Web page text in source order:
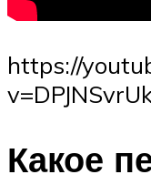
https://
Какое